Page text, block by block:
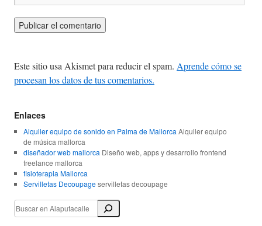
Este sitio usa Akismet para reducir el spam. Aprende cómo se
procesan los datos de tus comentarios.
Enlaces
Alquiler equipo de sonido en Palma de Mallorca Alquiler equipo
de música mallorca
diseñador web mallorca Diseño web, apps y desarrollo frontend
freelance mallorca
fisioterapia Mallorca
Servilletas Decoupageservilletas decoupage